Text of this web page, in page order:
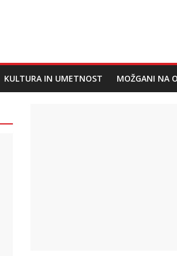
KULTURA IN UMETNOST MOŽGANI NA